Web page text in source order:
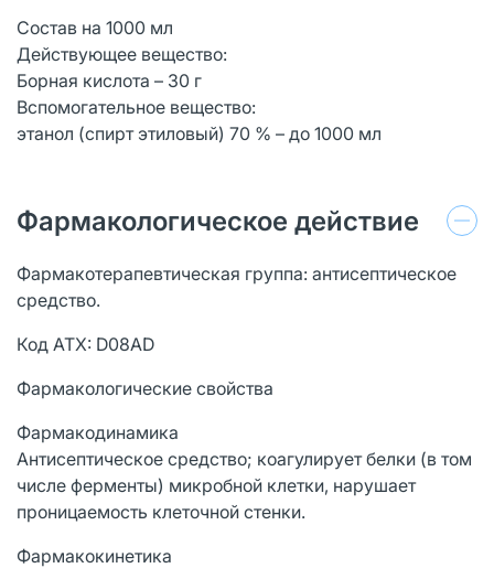
Состав на 1000 мл
Действующее вещество:
Борная кислота – 30 г
Вспомогательное вещество:
этанол (спирт этиловый) 70 % – до 1000 мл
Фармакологическое действие
Фармакотерапевтическая группа: антисептическое
средство.
Код АТХ: D08AD
Фармакологические свойства
Фармакодинамика
Антисептическое средство; коагулирует белки (в том
числе ферменты) микробной клетки, нарушает
проницаемость клеточной стенки.
Фармакокинетика